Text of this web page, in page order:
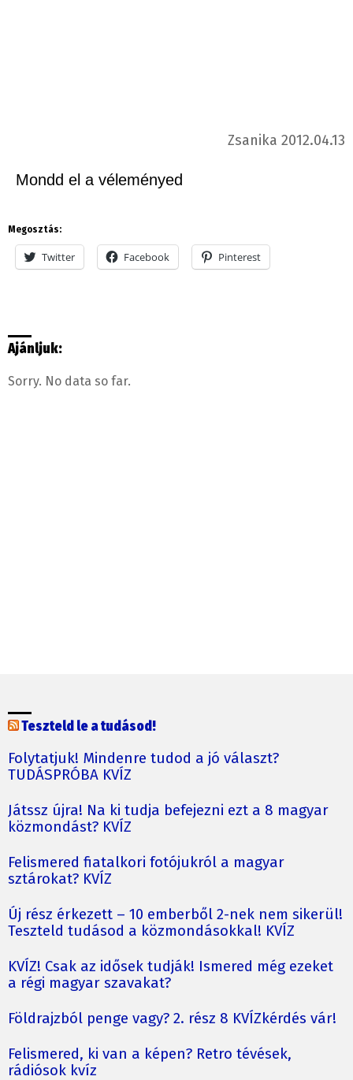
Zsanika 2012.04.13
Mondd el a véleményed
Megosztás:
Twitter Facebook Pinterest
Ajánljuk:
Sorry. No data so far.
Teszteld le a tudásod!
Folytatjuk! Mindenre tudod a jó választ?
TUDÁSPRÓBA KVÍZ
Játssz újra! Na ki tudja befejezni ezt a 8 magyar
közmondást? KVÍZ
Felismered fiatalkori fotójukról a magyar
sztárokat? KVÍZ
Új rész érkezett – 10 emberből 2-nek nem sikerül!
Teszteld tudásod a közmondásokkal! KVÍZ
KVÍZ! Csak az idősek tudják! Ismered még ezeket
a régi magyar szavakat?
Földrajzból penge vagy? 2. rész 8 KVÍZkérdés vár!
Felismered, ki van a képen? Retro tévések,
rádiósok kvíz